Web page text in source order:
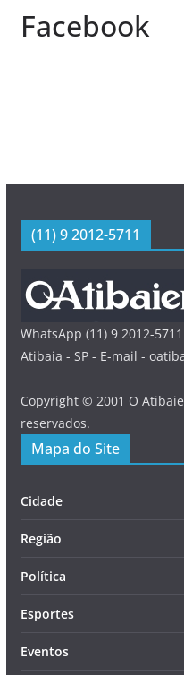
Facebook
(11) 9 2012-5711
WhatsApp (11) 9 2012-5711
Atibaia - SP - E-mail -
Copyright © 2001 O
reservados.
Mapa do Site
Cidade
Região
Política
Esportes
Eventos